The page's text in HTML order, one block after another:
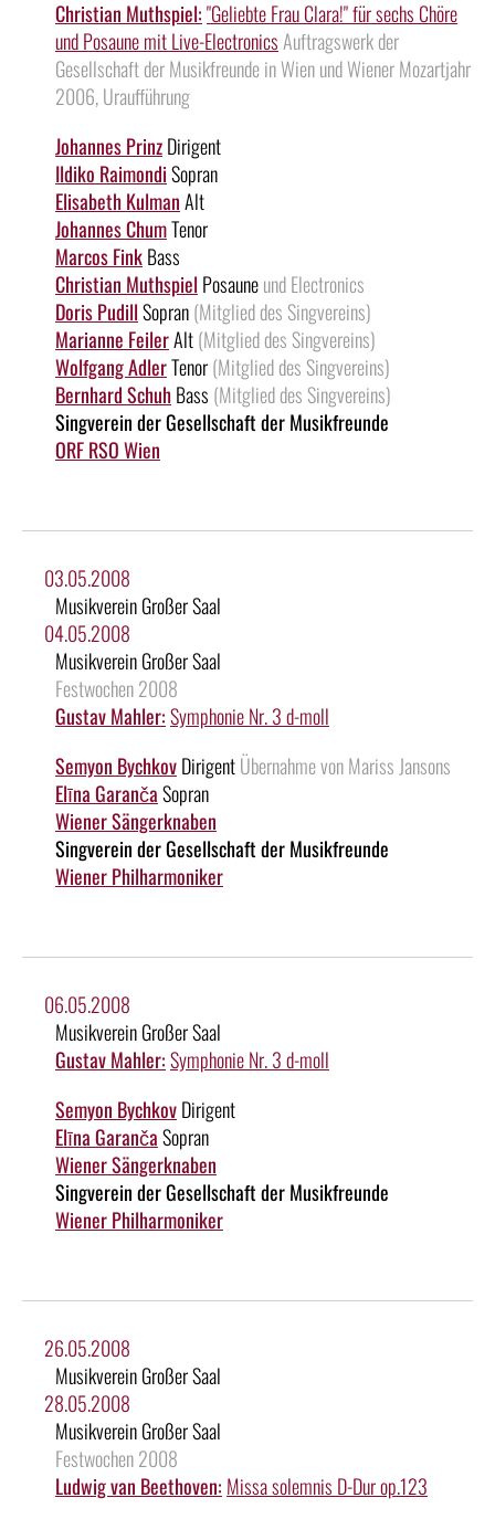
Christian Muthspiel:"Geliebte Frau Clara!" für sechs Chöre
und Posaune mit Live-Electronics Auftragswerk der
Gesellschaft der Musikfreunde in Wien und Wiener Mozartjahr
2006, Uraufführung
Johannes PrinzDirigent
Ildiko RaimondiSopran
Elisabeth KulmanAlt
Johannes ChumTenor
Marcos FinkBass
Christian Muthspiel Posauneund Electronics
Doris PudillSopran(Mitglied des Singvereins)
Marianne FeilerAlt(Mitglied des Singvereins)
Wolfgang AdlerTenor(Mitglied des Singvereins)
Bernhard SchuhBass (Mitglied des Singvereins)
Singverein der Gesellschaft der Musikfreunde
ORF RSO Wien
03.05.2008
Musikverein Großer Saal
04.05.2008
Musikverein Großer Saal
Festwochen 2008
Gustav Mahler:Symphonie Nr. 3 d-moll
Semyon BychkovDirigentÜbernahme von Mariss Jansons
Elīna GarančaSopran
Wiener Sängerknaben
Singverein der Gesellschaft der Musikfreunde
Wiener Philharmoniker
06.05.2008
Musikverein Großer Saal
Gustav Mahler:Symphonie Nr. 3 d-moll
Semyon BychkovDirigent
Elīna GarančaSopran
Wiener Sängerknaben
Singverein der Gesellschaft der Musikfreunde
Wiener Philharmoniker
26.05.2008
Musikverein Großer Saal
28.05.2008
Musikverein Großer Saal
Festwochen 2008
Ludwig van Beethoven: Missa solemnis D-Dur op.123